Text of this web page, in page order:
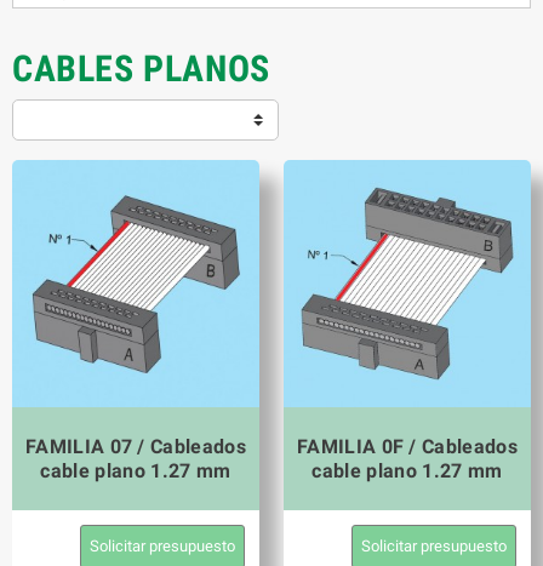
CABLES PLANOS
FAMILIA 07 / Cableados
cable plano 1.27 mm
Solicitar presupuesto
FAMILIA 0F / Cableados
cable plano 1.27 mm
Solicitar presupuesto